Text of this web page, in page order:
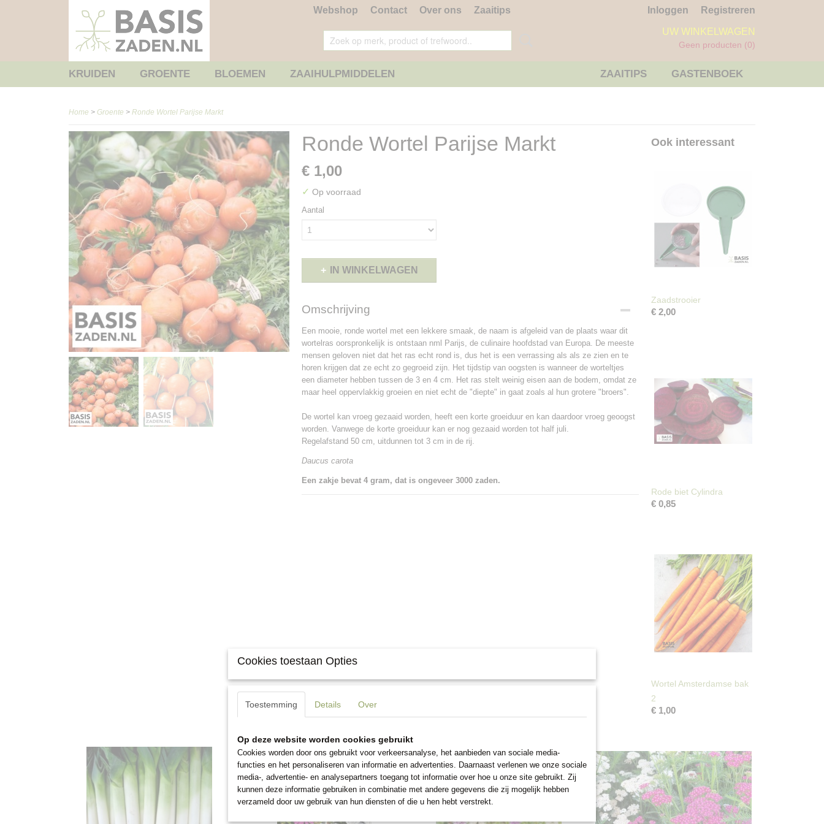
Webshop Contact Over ons Zaaitips Inloggen Registreren
UW WINKELWAGEN
Geen producten (0)
GASTENBOEK
ZAAITIPS
KRUIDEN GROENTE BLOEMEN ZAAIHULPMIDDELEN
Home > Groente > Ronde Wortel Parijse Markt
Ronde Wortel Parijse Markt
€ 1,00
✓ Op voorraad
Aantal
IN WINKELWAGEN
Omschrijving
Een mooie, ronde wortel met een lekkere smaak, de naam is afgeleid van de plaats waar dit
wortelras oorspronkelijk is ontstaan nml Parijs, de culinaire hoofdstad van Europa. De meeste
mensen geloven niet dat het ras echt rond is, dus het is een verrassing als als ze zien en te
horen krijgen dat ze echt zo gegroeid zijn. Het tijdstip van oogsten is wanneer de worteltjes
een diameter hebben tussen de 3 en 4 cm. Het ras stelt weinig eisen aan de bodem, omdat ze
maar heel oppervlakkig groeien en niet echt de "diepte" in gaat zoals al hun grotere "broers".
De wortel kan vroeg gezaaid worden, heeft een korte groeiduur en kan daardoor vroeg geoogst
worden. Vanwege de korte groeiduur kan er nog gezaaid worden tot half juli.
Regelafstand 50 cm, uitdunnen tot 3 cm in de rij.
Daucus carota
Een zakje bevat 4 gram, dat is ongeveer 3000 zaden.
Ook interessant
Zaadstrooier
€ 2,00
Rode biet Cylindra
€ 0,85
Wortel Amsterdamse bak
2
€ 1,00
Cookies toestaan Opties
Toestemming Details Over
Op deze website worden cookies gebruikt
Cookies worden door ons gebruikt voor verkeersanalyse, het aanbieden van sociale media-
functies en het personaliseren van informatie en advertenties. Daarnaast verlenen we onze sociale
media-, advertentie- en analysepartners toegang tot informatie over hoe u onze site gebruikt. Zij
kunnen deze informatie gebruiken in combinatie met andere gegevens die zij mogelijk hebben
verzameld door uw gebruik van hun diensten of die u hen hebt verstrekt.